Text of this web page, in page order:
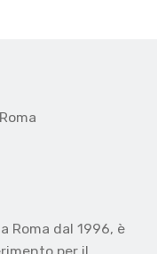
Roma dal 1996, è
per il